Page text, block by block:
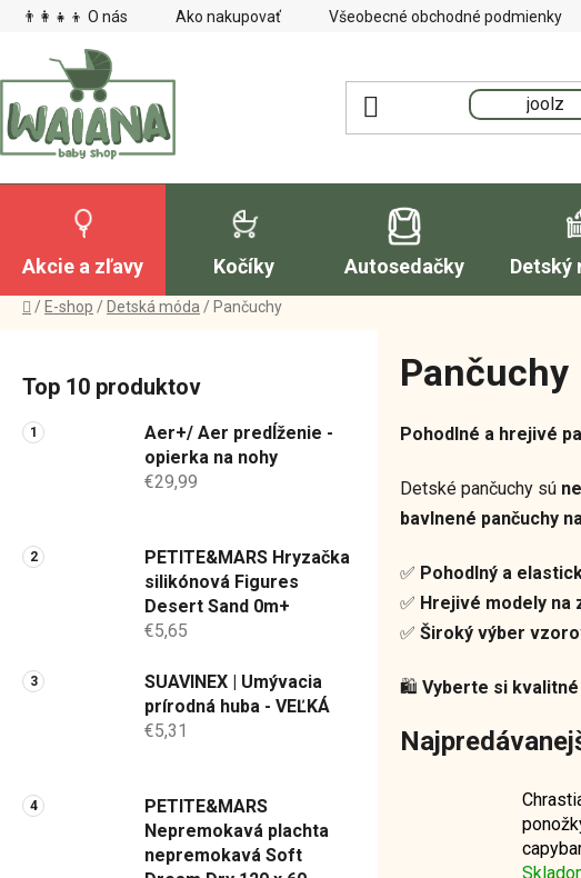
Prejsť👨‍👩‍👧‍👦 O nás Ako nakupovať Všeobecné obchodné podmienky
Akcie a zľavy Kočíky Autosedačky Detský
Domov
/ E-shop / Detská móda / Pančuchy
Top 10 produktov
Aer+/ Aer predĺženie -
opierka na nohy
€29,99
PETITE&MARS Hryzačka
silikónová Figures
Desert Sand 0m+
€5,65
SUAVINEX | Umývacia
prírodná huba - VEĽKÁ
€5,31
PETITE&MARS
Nepremokavá plachta
nepremokavá Soft
Pančuchy
Pohodlné a hrejivé
Detské pančuchy sú
bavlnené pančuchy
✅ Pohodlný a
✅ Hrejivé modely na
✅ Široký výber
🛍️ Vyberte si